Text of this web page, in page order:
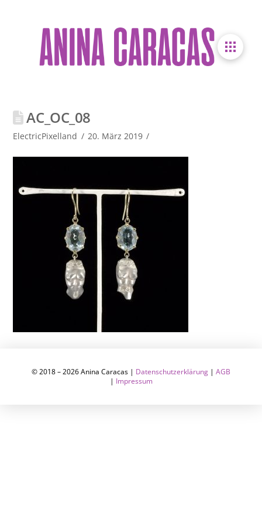
AC_OC_08
ElectricPixelland 20. März 2019
© 2018 – 2026 Anina Caracas | Datenschutzerklärung | AGB
| Impressum